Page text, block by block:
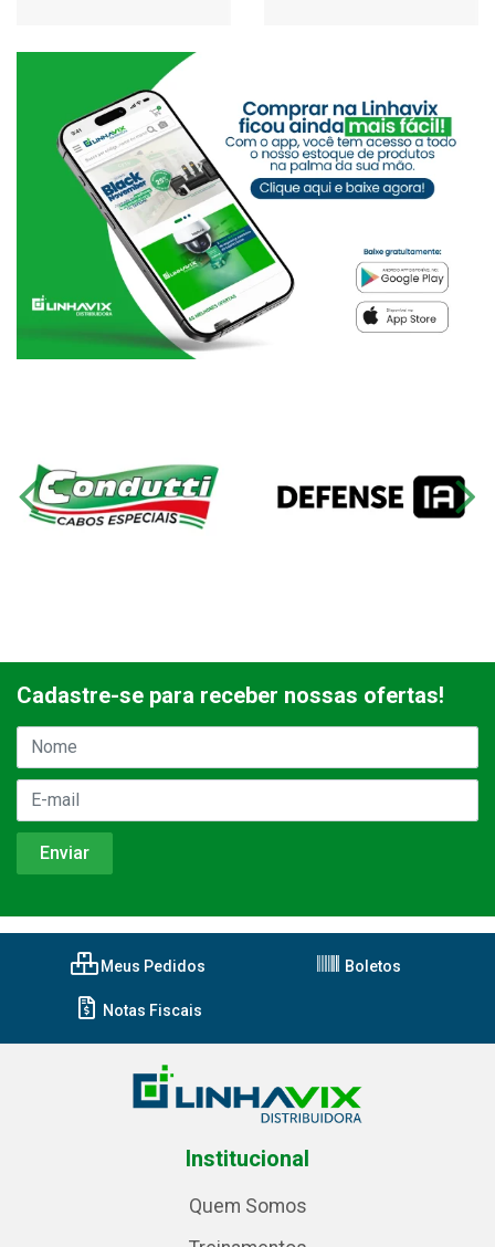
Cadastre-se para receber nossas ofertas!
Meus Pedidos Boletos
Notas Fiscais
Institucional
Quem Somos